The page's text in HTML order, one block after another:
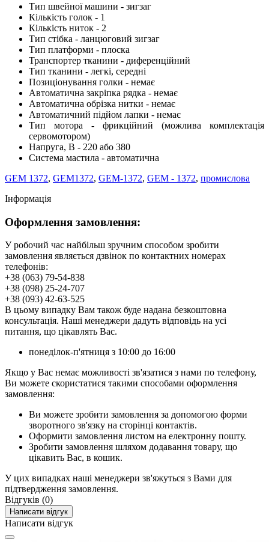
Тип швейної машини - зигзаг
Кількість голок - 1
Кількість ниток - 2
Тип стібка - ланцюговий зигзаг
Тип платформи - плоска
Транспортер тканини - диференційний
Тип тканини - легкі, середні
Позиціонування голки - немає
Автоматична закріпка рядка - немає
Автоматична обрізка нитки - немає
Автоматичний підйом лапки - немає
Тип мотора - фрикційний (можлива комплектація
сервомотором)
Напруга, В - 220 або 380
Система мастила - автоматична
GEM 1372, GEM1372, GEM-1372, GEM - 1372, промислова
Інформація
Оформлення замовлення:
У робочий час найбільш зручним способом зробити
замовлення являється дзвінок по контактних номерах
телефонів:
+38 (063) 79-54-838
+38 (098) 25-24-707
+38 (093) 42-63-525
В цьому випадку Вам також буде надана безкоштовна
консультація. Наші менеджери дадуть відповідь на усі
питання, що цікавлять Вас.
понеділок-п'ятниця з 10:00 до 16:00
Якщо у Вас немає можливості зв'язатися з нами по телефону,
Ви можете скористатися такими способами оформлення
замовлення:
Ви можете зробити замовлення за допомогою форми
зворотного зв'язку на сторінці контактів.
Оформити замовлення листом на електронну пошту.
Зробити замовлення шляхом додавання товару, що
цікавить Вас, в кошик.
У цих випадках наші менеджери зв'яжуться з Вами для
підтвердження замовлення.
Відгуків (0)
Написати відгук
Написати відгук